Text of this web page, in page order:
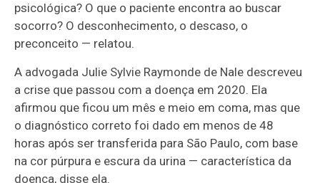
psicológica? O que o paciente encontra ao buscar
socorro? O desconhecimento, o descaso, o
preconceito — relatou.
A advogada Julie Sylvie Raymonde de Nale descreveu
a crise que passou com a doença em 2020. Ela
afirmou que ficou um mês e meio em coma, mas que
o diagnóstico correto foi dado em menos de 48
horas após ser transferida para São Paulo, com base
na cor púrpura e escura da urina — característica da
doença, disse ela.